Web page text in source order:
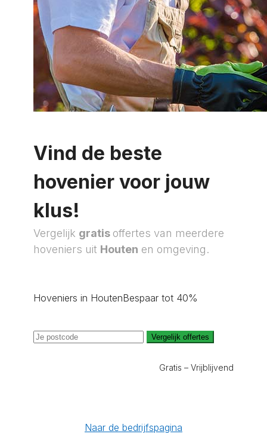
Vind de beste
hovenier voor jouw
klus!
Vergelijk gratis offertes van meerdere
hoveniers uit Houten en omgeving.
Hoveniers in HoutenBespaar tot 40%
Vergelijk offertes
Gratis – Vrijblijvend
Naar de bedrijfspagina